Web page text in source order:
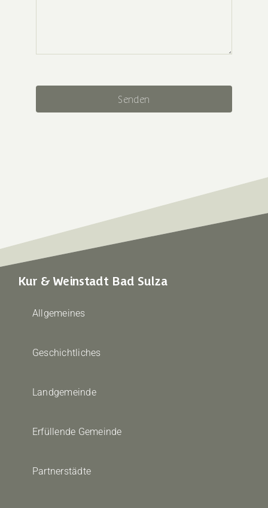
Senden
Kur & Weinstadt Bad Sulza
Allgemeines
Geschichtliches
Landgemeinde
Erfüllende Gemeinde
Partnerstädte